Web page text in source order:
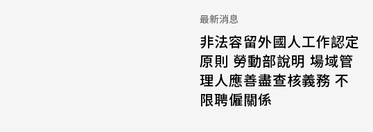
最新消息
非法容留外國人工作認定
原則 勞動部說明 場域管
理人應善盡查核義務 不
限聘僱關係